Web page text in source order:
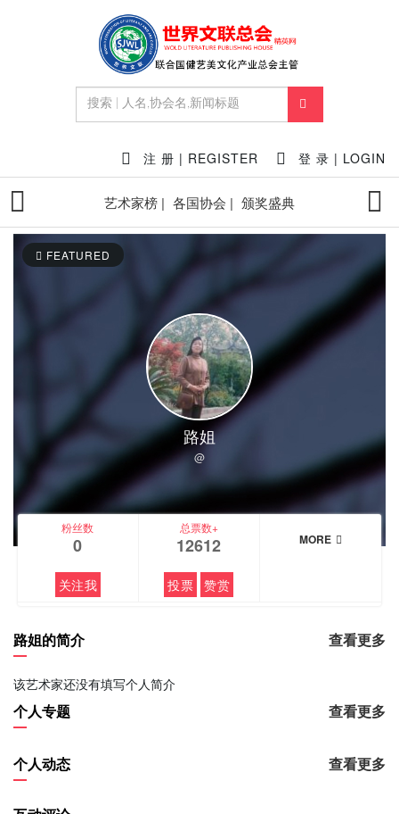
注 册 | REGISTER 登 录 | LOGIN
艺术家榜 | 各国协会 | 颁奖盛典
FEATURED
路姐
@
粉丝数
0
关注我
总票数+
12612
投票 赞赏
MORE
路姐的简介 查看更多
该艺术家还没有填写个人简介
个人专题 查看更多
个人动态 查看更多